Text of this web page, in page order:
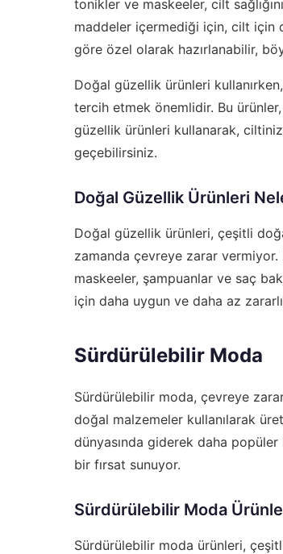
tonikler ve maskeeler, cilt
maddeler içermediği için, cilt için
göre özel olarak hazırlanabilir,
Doğal güzellik ürünleri kullanırken,
tercih etmek önemlidir. Bu
güzellik ürünleri kullanarak,
geçebilirsiniz.
Doğal Güzellik Ürünleri
Doğal güzellik ürünleri, çeşitli
zamanda çevreye zarar
maskeeler, şampuanlar ve saç
için daha uygun ve daha az
Sürdürülebilir Moda
Sürdürülebilir moda, çevreye
doğal malzemeler kullanılarak
dünyasında giderek daha
bir fırsat sunuyor.
Sürdürülebilir Moda
Sürdürülebilir moda ürünleri,